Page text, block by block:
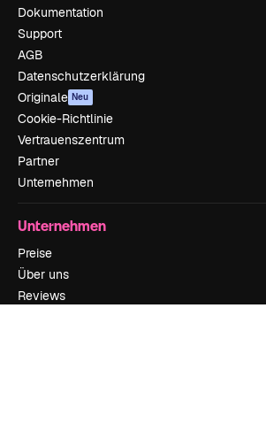
Dokumentation
Support
AGB
Datenschutzerklärung
Originale Neu
Cookie-Richtlinie
Vertrauenszentrum
Partner
Unternehmen
Unternehmen
Preise
Über uns
Reviews